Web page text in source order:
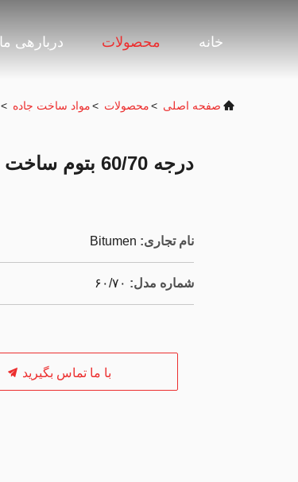
خانه محصولات دربارهی ما
صفحه اصلی >محصولات >مواد ساخت جاده >
درجه 60/70 بتوم ساخت جاده ها اهداف صنعتی
نام تجاری: Bitumen
شماره مدل: ۶۰/۷۰
با ما تماس بگیرید